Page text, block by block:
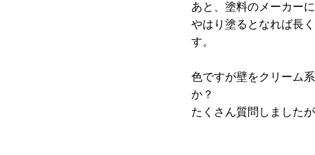
あと、塗料のメーカー
やはり塗るとなれば長
す。
色ですが壁をクリーム
か？
たくさん質問しました